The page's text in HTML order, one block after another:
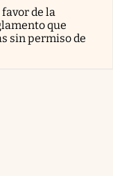
de la
que
sin permiso de